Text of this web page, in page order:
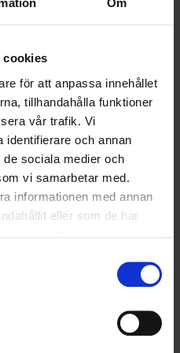
Om
cookies
för att anpassa innehållet
tillhandahålla funktioner
vår trafik. Vi
identifierare och annan
sociala medier och
vi samarbetar med.
informationen med annan
eller som de har
befintliga och nya områden.
erbjuda våra kunder är unikt i